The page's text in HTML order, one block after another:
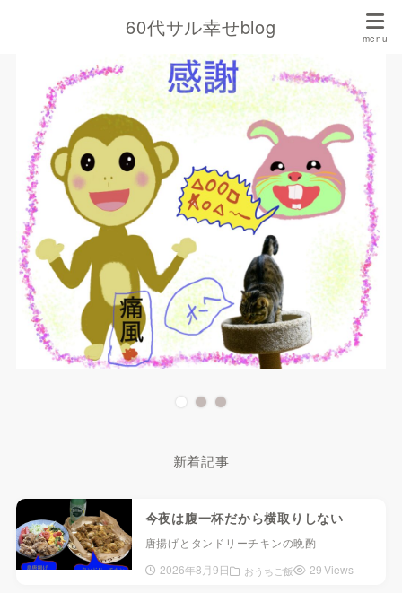
60代サル幸せblog
新着記事
今夜は腹一杯だから横取りしない
唐揚げとタンドリーチキンの晩酌
2026年8月9日
おうちご飯 29 Views